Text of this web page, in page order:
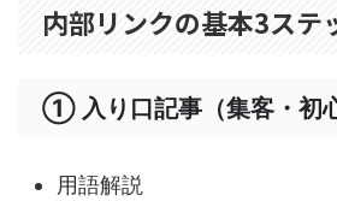
内部リンクの基本3ステ
① 入り口記事（集客・初
用語解説